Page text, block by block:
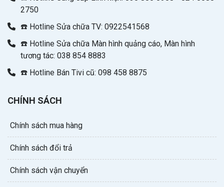
2750
☎️ Hotline Sửa chữa TV: 0922541568
☎️ Hotline Sửa chữa Màn hình quảng cáo, Màn hình
tương tác: 038 854 8883
☎️ Hotline Bán Tivi cũ: 098 458 8875
CHÍNH SÁCH
Chính sách mua hàng
Chính sách đổi trả
Chính sách vận chuyển